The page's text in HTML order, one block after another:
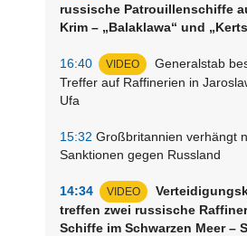
russische Patrouillenschiffe
Krim – „Balaklawa“ und
16:40 VIDEO
Generalstab
Treffer auf Raffinerien in
Ufa
15:32 Großbritannien verhängt
Sanktionen gegen Russland
14:34 VIDEO
treffen zwei russische
Schiffe im Schwarzen Meer –